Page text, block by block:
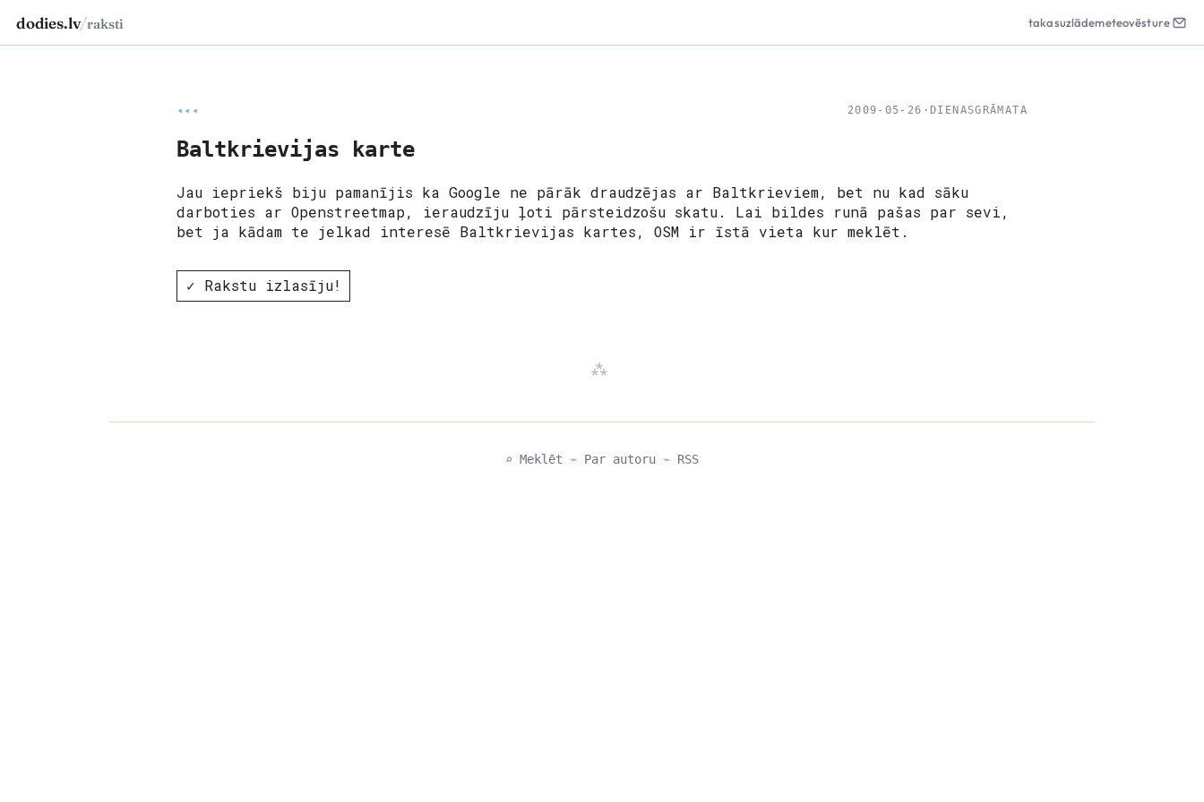
dodies.lv/raksti takasuzlādemeteovēsture
◂◂◂ 2009-05-26 · DIENASGRĀMATA
Baltkrievijas karte
Jau iepriekš biju pamanījis ka Google ne pārāk draudzējas ar Baltkrieviem, bet nu kad sāku
darboties ar Openstreetmap, ieraudzīju ļoti pārsteidzošu skatu. Lai bildes runā pašas par sevi,
bet ja kādam te jelkad interesē Baltkrievijas kartes, OSM ir īstā vieta kur meklēt.
✓ Rakstu izlasīju!
⌕ Meklēt ⌁ Par autoru ⌁ RSS